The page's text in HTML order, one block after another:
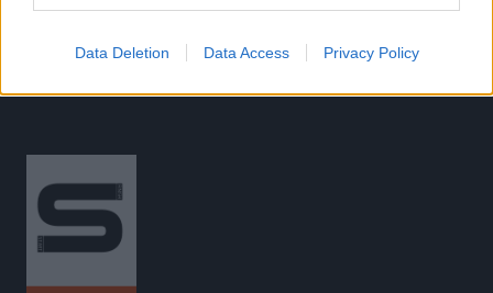
Data Deletion Data Access Privacy Policy